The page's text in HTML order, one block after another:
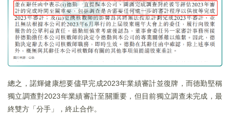
總之，諾輝健康想要儘早完成2023年業績審計並復牌，而德勤堅稱
獨立調查對2023年業績審計至關重要，但目前獨立調查未完成，最
終雙方「分手」，終止合作。